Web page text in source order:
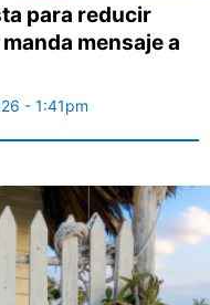
para reducir
mensaje a
- 1:41pm